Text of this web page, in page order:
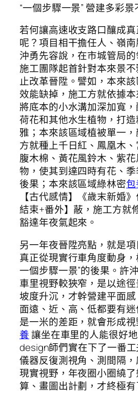
“一個步驟一景” 營建多彩景
若何讓高速收支路口釀成
呢？項目相干擔任人、嶺
沖勇先容說，在市城管局
施工團隊起首針對本來景
止改革晉陞。譬如，本來
效能缺掉，施工方就依據本
將底本的小水溝加深加寬
荷花和其他水生植物，打
雅；本來該區域植被單一
方就種上千日紅、鳳凰木
腹木棉、黃花風鈴木、紫
物，使其到達四時有花、
後果；本來該區域綠林密
【古代感情】《歲末新婚
結束+番外】蔽，施工方就
豁達年夜氣起來。
另一年夜晉陞亮點，就是
真正從現實行車角度動身，
一個步驟一景”的後果。許
車里視野較狹窄，是以途
坡度升沉，才幹營建平面
面遠、近、高、低都要有
是一米的差距，就會形成
養讓坐在車里的人能很好
design師們實在下了一番
儀器反復測視角、測間隔
現實視野，年夜圈小圈繞
算、畫圖出計劃，才終極有